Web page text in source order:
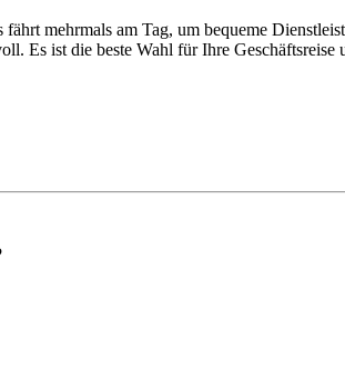
mehrmals am Tag, um bequeme
Es ist die beste Wahl für Ihre Geschäftsreise